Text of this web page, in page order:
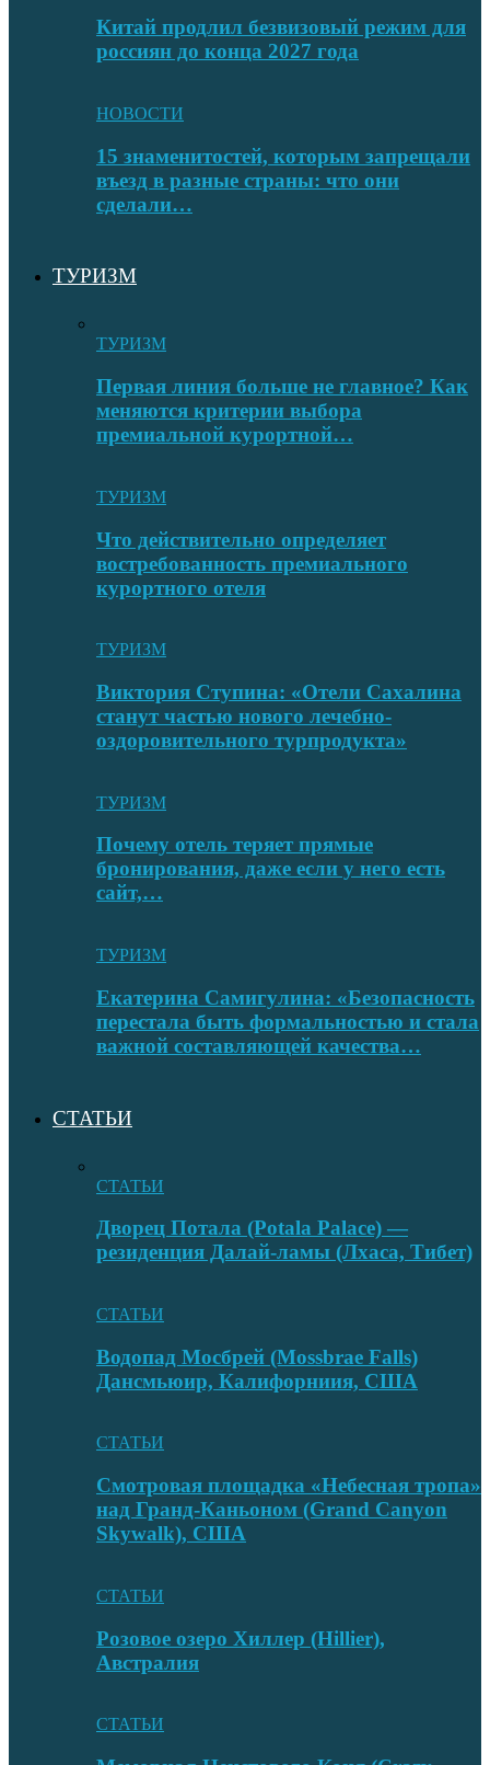
Китай продлил безвизовый режим для
россиян до конца 2027 года
НОВОСТИ
15 знаменитостей, которым запрещали
въезд в разные страны: что они
сделали…
ТУРИЗМ
ТУРИЗМ
Первая линия больше не главное? Как
меняются критерии выбора
премиальной курортной…
ТУРИЗМ
Что действительно определяет
востребованность премиального
курортного отеля
ТУРИЗМ
Виктория Ступина: «Отели Сахалина
станут частью нового лечебно-
оздоровительного турпродукта»
ТУРИЗМ
Почему отель теряет прямые
бронирования, даже если у него есть
сайт,…
ТУРИЗМ
Екатерина Самигулина: «Безопасность
перестала быть формальностью и стала
важной составляющей качества…
СТАТЬИ
СТАТЬИ
Дворец Потала (Potala Palace) —
резиденция Далай-ламы (Лхаса, Тибет)
СТАТЬИ
Водопад Мосбрей (Mossbrae Falls)
Дансмьюир, Калифорниия, США
СТАТЬИ
Смотровая площадка «Небесная тропа»
над Гранд-Каньоном (Grand Canyon
Skywalk), США
СТАТЬИ
Розовое озеро Хиллер (Hillier),
Австралия
СТАТЬИ